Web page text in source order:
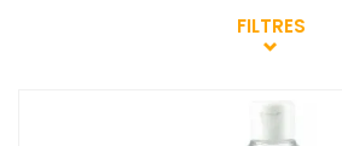
FILTRES